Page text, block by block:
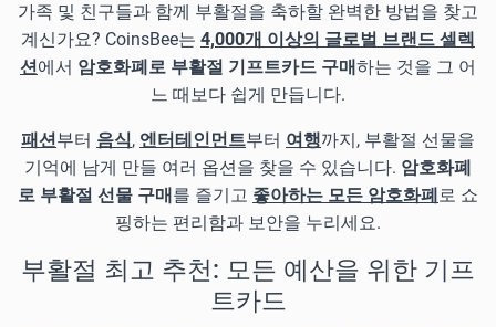
가족 및 친구들과 함께 부활절을 축하할 완벽한 방법을 찾고
계신가요? CoinsBee는 4,000개 이상의 글로벌 브랜드 셀렉
션에서 암호화폐로 부활절 기프트카드 구매하는 것을 그 어
느 때보다 쉽게 만듭니다.
패션부터 음식, 엔터테인먼트부터 여행까지, 부활절 선물을
기억에 남게 만들 여러 옵션을 찾을 수 있습니다. 암호화폐
로 부활절 선물 구매를 즐기고 좋아하는 모든 암호화폐로 쇼
핑하는 편리함과 보안을 누리세요.
부활절 최고 추천: 모든 예산을 위한 기프
트카드